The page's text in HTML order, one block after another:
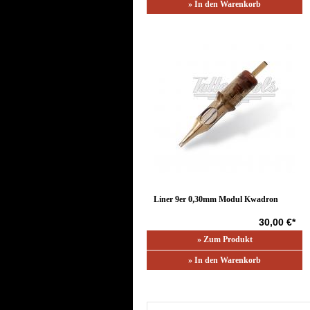
» In den Warenkorb
Liner 9er 0,30mm Modul Kwadron
30,00 €*
» Zum Produkt
» In den Warenkorb